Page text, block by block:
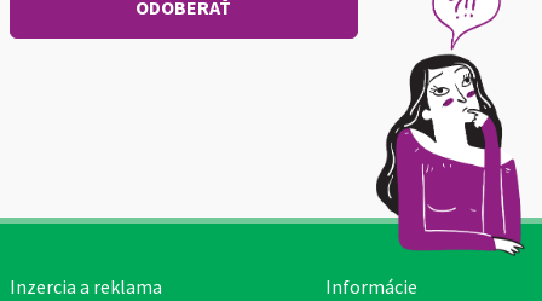
Inzercia a reklama Informácie